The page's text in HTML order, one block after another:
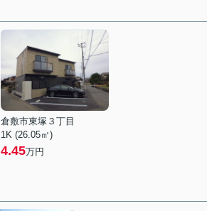
倉敷市東塚３丁目
1K (26.05㎡)
4.45万円